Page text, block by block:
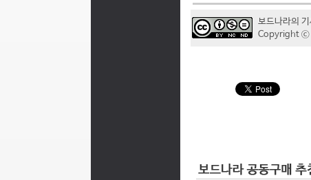
보드나라의
Copyright ⓒ